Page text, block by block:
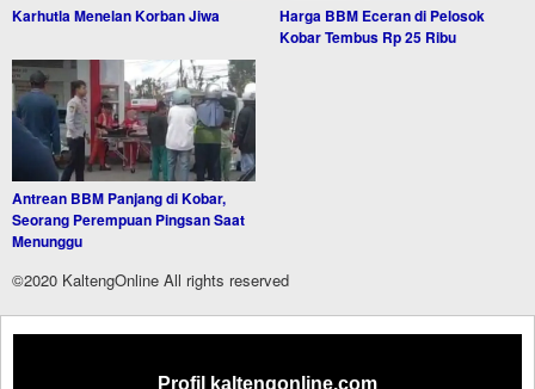
Karhutla Menelan Korban Jiwa
Harga BBM Eceran di Pelosok
Kobar Tembus Rp 25 Ribu
Antrean BBM Panjang di Kobar,
Seorang Perempuan Pingsan Saat
Menunggu
©2020 KaltengOnline All rights reserved
Profil kaltengonline.com